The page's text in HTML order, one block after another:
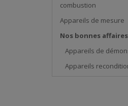
combustion
Appareils de mesure
Nos bonnes affaires
Appareils de
Appareils